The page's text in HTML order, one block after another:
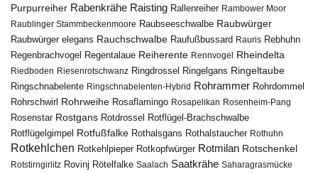
Purpurreiher Rabenkrähe Raisting Rallenreiher Rambower Moor
Raublinger Stammbeckenmoore Raubseeschwalbe Raubwürger
Raubwürger elegans Rauchschwalbe Raufußbussard Rauris Rebhuhn
Regenbrachvogel Regentalaue Reiherente Rennvogel Rheindelta
Riedboden Riesenrotschwanz Ringdrossel Ringelgans Ringeltaube
Ringschnabelente Ringschnabelenten-Hybrid Rohrammer Rohrdommel
Rohrschwirl Rohrweihe Rosaflamingo Rosapelikan Rosenheim-Pang
Rosenstar Rostgans Rotdrossel
Rotflügel-Brachschwalbe
Rotflügelgimpel Rotfußfalke Rothalsgans Rothalstaucher Rothuhn
Rotkehlchen Rotkehlpieper Rotkopfwürger Rotmilan Rotschenkel
Rotstirngirlitz Rovinj Rötelfalke Saalach Saatkrähe Saharagrasmücke